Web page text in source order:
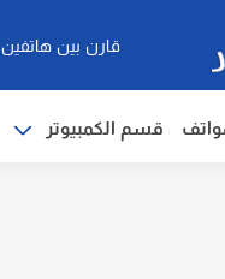
قارن بين هاتفين
قسم الكمبيوتر